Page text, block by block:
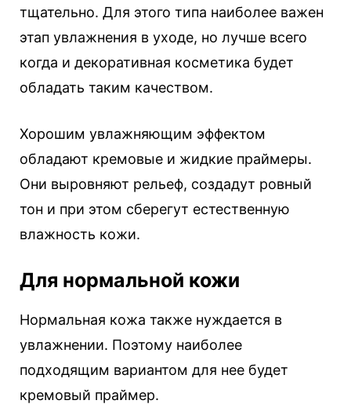
тщательно. Для этого типа наиболее важен
этап увлажнения в уходе, но лучше всего
когда и декоративная косметика будет
обладать таким качеством.
Хорошим увлажняющим эффектом
обладают кремовые и жидкие праймеры.
Они выровняют рельеф, создадут ровный
тон и при этом сберегут естественную
влажность кожи.
Для нормальной кожи
Нормальная кожа также нуждается в
увлажнении. Поэтому наиболее
подходящим вариантом для нее будет
кремовый праймер.